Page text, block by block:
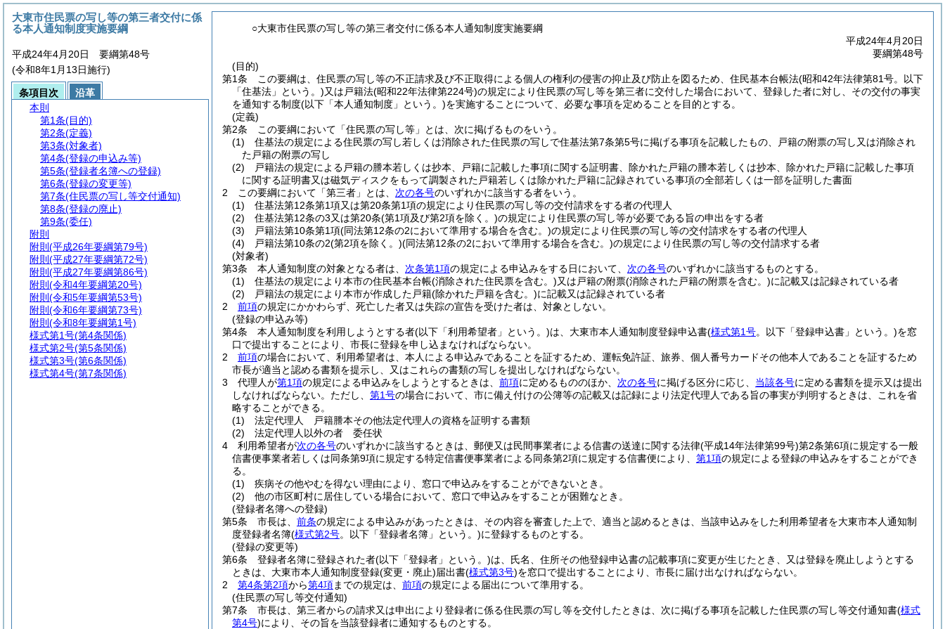
○大東市住民票の写し等の第三者交付に係る本人通知制度実施要綱
平成24年4月20日
要綱第48号
(目的)
第1条
この要綱は、住民票の写し等の不正請求及び不正取得による個人の権利の侵害の抑止及び防止を図るため、住民基本台帳法(昭和42年法律第81号。以下
「住基法」という。)又は戸籍法(昭和22年法律第224号)の規定により住民票の写し等を第三者に交付した場合において、登録した者に対し、その交付の事実
を通知する制度(以下「本人通知制度」という。)を実施することについて、必要な事項を定めることを目的とする。
(定義)
第2条
この要綱において「住民票の写し等」とは、次に掲げるものをいう。
(1)
住基法の規定による住民票の写し若しくは消除された住民票の写しで住基法第7条第5号に掲げる事項を記載したもの、戸籍の附票の写し又は消除され
た戸籍の附票の写し
(2)
戸籍法の規定による戸籍の謄本若しくは抄本、戸籍に記載した事項に関する証明書、除かれた戸籍の謄本若しくは抄本、除かれた戸籍に記載した事項
に関する証明書又は磁気ディスクをもって調製された戸籍若しくは除かれた戸籍に記録されている事項の全部若しくは一部を証明した書面
2
この要綱において「第三者」とは、 次の各号のいずれかに該当する者をいう。
(1)
住基法第12条第1項又は第20条第1項の規定により住民票の写し等の交付請求をする者の代理人
(2)
住基法第12条の3又は第20条(第1項及び第2項を除く。)の規定により住民票の写し等が必要である旨の申出をする者
(3)
戸籍法第10条第1項(同法第12条の2において準用する場合を含む。)の規定により住民票の写し等の交付請求をする者の代理人
(4)
戸籍法第10条の2(第2項を除く。)(同法第12条の2において準用する場合を含む。)の規定により住民票の写し等の交付請求する者
(対象者)
第3条
本人通知制度の対象となる者は、 次条第1項の規定による申込みをする日において、 次の各号のいずれかに該当するものとする。
(1)
住基法の規定により本市の住民基本台帳(消除された住民票を含む。)又は戸籍の附票(消除された戸籍の附票を含む。)に記載又は記録されている者
(2)
戸籍法の規定により本市が作成した戸籍(除かれた戸籍を含む。)に記載又は記録されている者
2
前項の規定にかかわらず、死亡した者又は失踪の宣告を受けた者は、対象としない。
(登録の申込み等)
第4条
本人通知制度を利用しようとする者(以下「利用希望者」という。)は、大東市本人通知制度登録申込書(様式第1号。以下「登録申込書」という。)を窓
口で提出することにより、市長に登録を申し込まなければならない。
2
前項の場合において、利用希望者は、本人による申込みであることを証するため、運転免許証、旅券、個人番号カードその他本人であることを証するため
市長が適当と認める書類を提示し、又はこれらの書類の写しを提出しなければならない。
3
代理人が第1項の規定による申込みをしようとするときは、 前項に定めるもののほか、 次の各号に掲げる区分に応じ、 当該各号に定める書類を提示又は提出
しなければならない。 ただし、 第1号の場合において、市に備え付けの公簿等の記載又は記録により法定代理人である旨の事実が判明するときは、これを省
略することができる。
(1)
法定代理人 戸籍謄本その他法定代理人の資格を証明する書類
(2)
法定代理人以外の者 委任状
4
利用希望者が次の各号のいずれかに該当するときは、郵便又は民間事業者による信書の送達に関する法律(平成14年法律第99号)第2条第6項に規定する一般
信書便事業者若しくは同条第9項に規定する特定信書便事業者による同条第2項に規定する信書便により、 第1項の規定による登録の申込みをすることができ
る。
(1)
疾病その他やむを得ない理由により、窓口で申込みをすることができないとき。
(2)
他の市区町村に居住している場合において、窓口で申込みをすることが困難なとき。
(登録者名簿への登録)
第5条
市長は、 前条の規定による申込みがあったときは、その内容を審査した上で、適当と認めるときは、当該申込みをした利用希望者を大東市本人通知制
度登録者名簿(様式第2号。以下「登録者名簿」という。)に登録するものとする。
(登録の変更等)
第6条
登録者名簿に登録された者(以下「登録者」という。)は、氏名、住所その他登録申込書の記載事項に変更が生じたとき、又は登録を廃止しようとする
ときは、大東市本人通知制度登録(変更・廃止)届出書(様式第3号)を窓口で提出することにより、市長に届け出なければならない。
2
第4条第2項から第4項までの規定は、 前項の規定による届出について準用する。
(住民票の写し等交付通知)
第7条
市長は、第三者からの請求又は申出により登録者に係る住民票の写し等を交付したときは、次に掲げる事項を記載した住民票の写し等交付通知書(様式
第4号)により、その旨を当該登録者に通知するものとする。
大東市住民票の写し等の第三者交付に係
る本人通知制度実施要綱
平成24年4月20日 要綱第48号
(令和8年1月13日施行)
条項目次
沿革
本則
第1条(目的)
第2条(定義)
第3条(対象者)
第4条(登録の申込み等)
第5条(登録者名簿への登録)
第6条(登録の変更等)
第7条(住民票の写し等交付通知)
第8条(登録の廃止)
第9条(委任)
附則
附則 (平成26年要綱第79号)
附則 (平成27年要綱第72号)
附則 (平成27年要綱第86号)
附則 (令和4年要綱第20号)
附則 (令和5年要綱第53号)
附則 (令和6年要綱第73号)
附則 (令和8年要綱第1号)
様式第1号(第4条関係)
様式第2号(第5条関係)
様式第3号(第6条関係)
様式第4号(第7条関係)